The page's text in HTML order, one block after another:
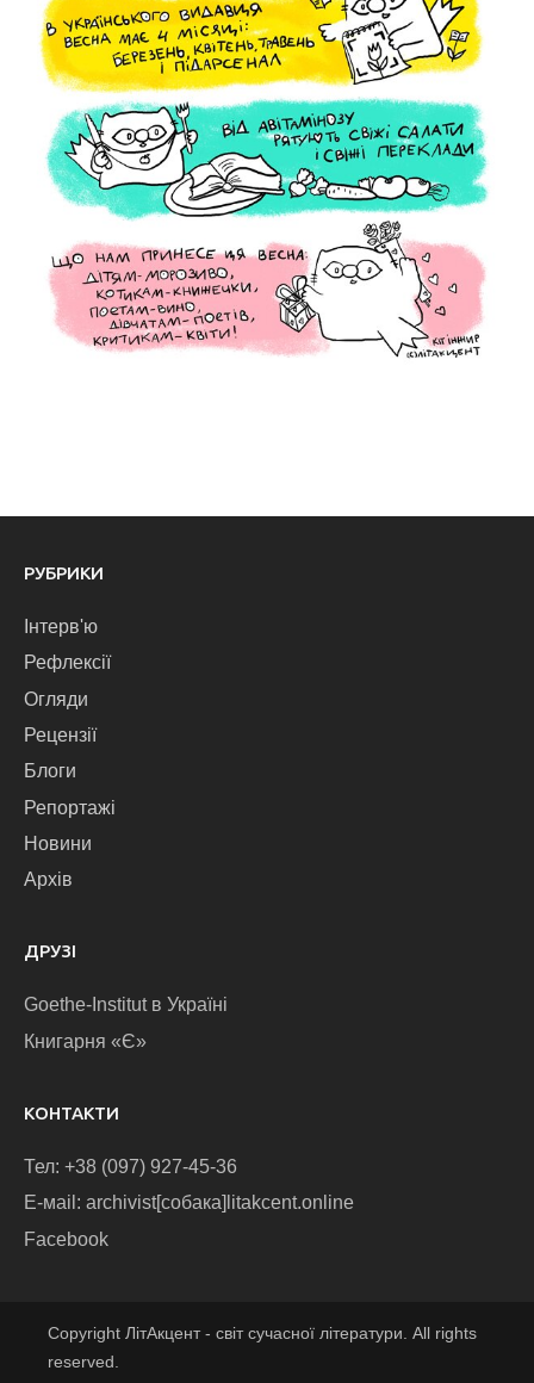
РУБРИКИ
Інтерв'ю
Рефлексії
Огляди
Рецензії
Блоги
Репортажі
Новини
Архів
ДРУЗІ
Goethe-Institut в Україні
Книгарня «Є»
КОНТАКТИ
Тел: +38 (097) 927-45-36
E-маіl: archivist[собака]litakcent.online
Facebook
Copyright ЛітАкцент - світ сучасної літератури. All rights
reserved.